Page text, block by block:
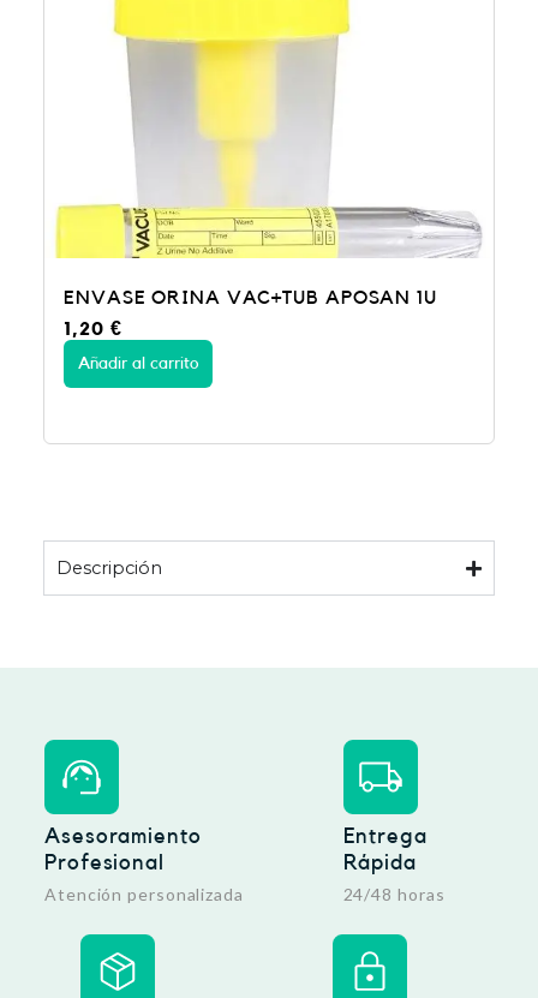
ENVASE ORINA VAC+TUB APOSAN 1U
1,20 €
Añadir al carrito
Descripción
Asesoramiento
Profesional
Atención personalizada
Entrega
Rápida
24/48 horas